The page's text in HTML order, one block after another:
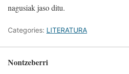
nagusiak jaso ditu.
Categories: LITERATURA
Nontzeberri